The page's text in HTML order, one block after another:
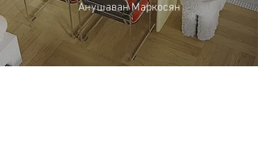
Анушаван Маркосян